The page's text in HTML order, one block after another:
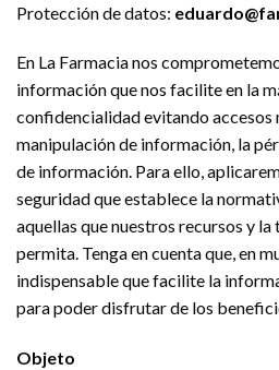
Protección de datos:
En La Farmacia nos
información que nos facilite en la
confidencialidad evitando accesos
manipulación de información, la
de información. Para ello,
seguridad que establece la
aquellas que nuestros recursos y
permita. Tenga en cuenta que, en
indispensable que facilite la
para poder disfrutar de los
Objeto